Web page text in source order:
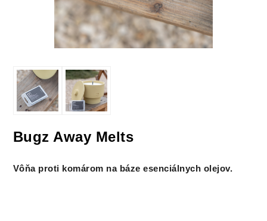
Bugz Away Melts
Vôňa proti komárom na báze esenciálnych olejov.